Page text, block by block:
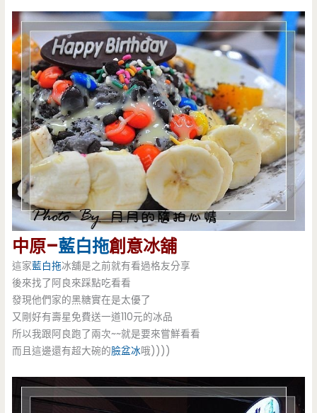
中原–藍白拖創意冰舖
這家藍白拖冰舖是之前就有看過格友分享
後來找了阿良來踩點吃看看
發現他們家的黑糖實在是太優了
又剛好有壽星免費送一道110元的冰品
所以我跟阿良跑了兩次~~就是要來嘗鮮看看
而且這邊還有超大碗的臉盆冰哦))))